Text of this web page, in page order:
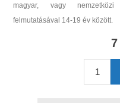
magyar, vagy
felmutatásával 14-19 év között.
7